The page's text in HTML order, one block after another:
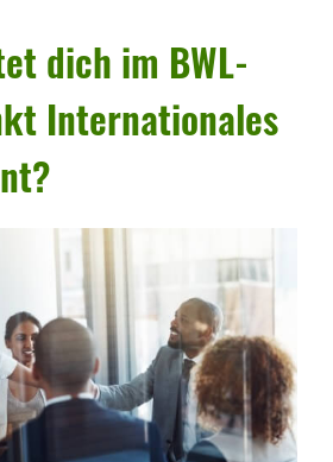
dich im BWL-
Inter­na­ti­o­nales